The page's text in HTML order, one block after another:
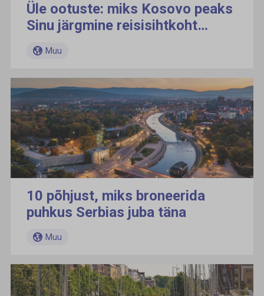
Üle ootuste: miks Kosovo peaks
Sinu järgmine reisisihtkoht
olema
Muu
10 põhjust, miks broneerida
puhkus Serbias juba täna
Muu